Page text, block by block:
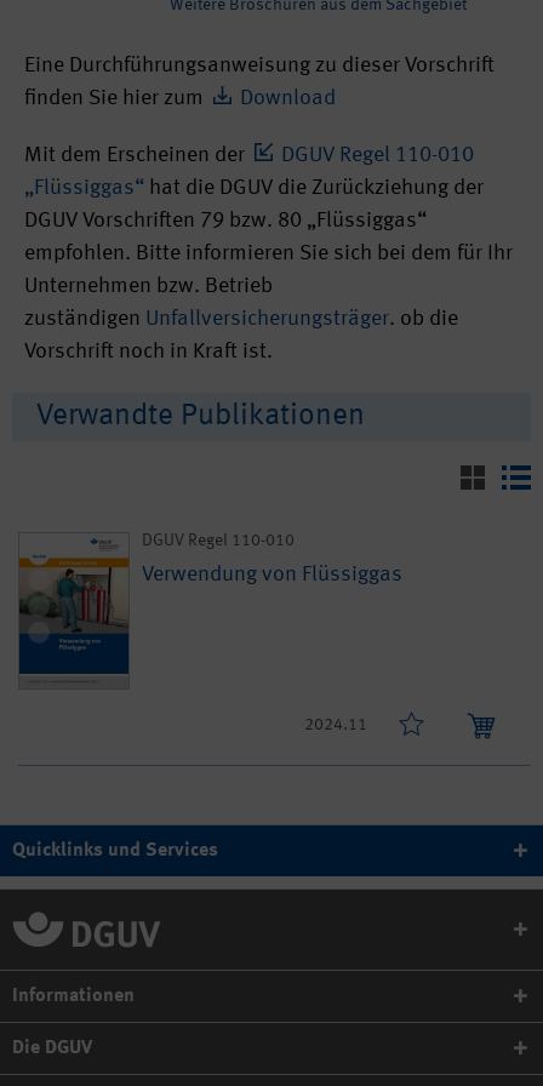
Weitere Broschüren aus dem Sachgebiet
Eine Durchführungsanweisung zu dieser Vorschrift
finden Sie hier zum
Download
Mit dem Erscheinen der
DGUV Regel 110-010
„Flüssiggas“ hat die DGUV die Zurückziehung der
DGUV Vorschriften 79 bzw. 80 „Flüssiggas“
empfohlen. Bitte informieren Sie sich bei dem für Ihr
Unternehmen bzw. Betrieb
zuständigen Unfallversicherungsträger. ob die
Vorschrift noch in Kraft ist.
Verwandte Publikationen
DGUV Regel 110-010
Verwendung von Flüssiggas
2024.11
Quicklinks und Services
Informationen
Die DGUV